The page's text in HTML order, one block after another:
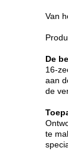
Van
De
16-
aan
de
te